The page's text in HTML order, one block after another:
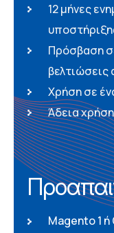
12 μήνες
Πρόσβαση
Χρήση σε
Άδεια
Magento 1